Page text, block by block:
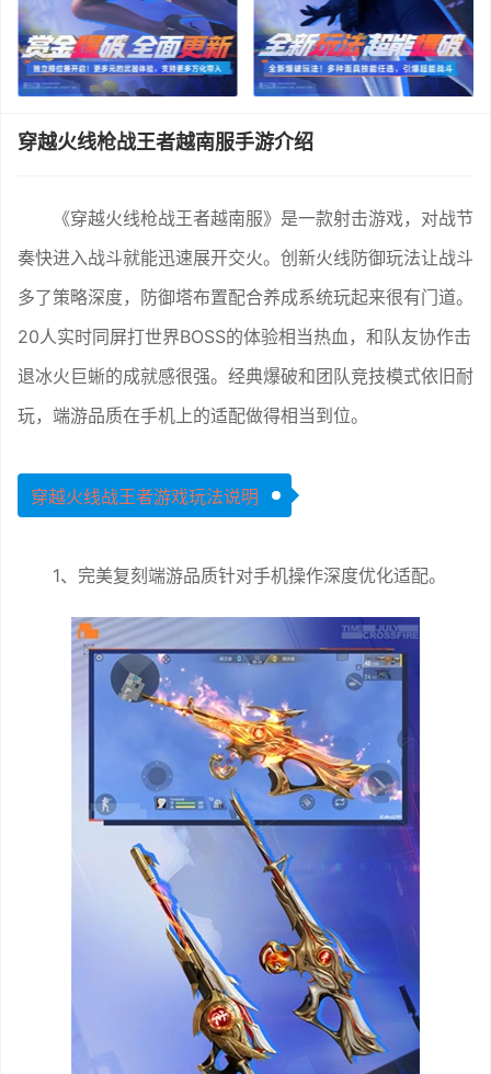
穿越火线枪战王者越南服手游介绍
《穿越火线枪战王者越南服》是一款射击游戏，对战节
奏快进入战斗就能迅速展开交火。创新火线防御玩法让战斗
多了策略深度，防御塔布置配合养成系统玩起来很有门道。
20人实时同屏打世界BOSS的体验相当热血，和队友协作击
退冰火巨蜥的成就感很强。经典爆破和团队竞技模式依旧耐
玩，端游品质在手机上的适配做得相当到位。
穿越火线战王者游戏玩法说明
1、完美复刻端游品质针对手机操作深度优化适配。